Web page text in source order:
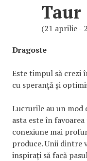
Taur
(21 aprilie -
Dragoste
Este timpul să crezi
cu speranță și
Lucrurile au un mod
asta este în
conexiune mai
produce. Unii dintre
inspirați să facă